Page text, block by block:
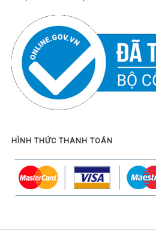
HÌNH THỨC THANH TOÁN